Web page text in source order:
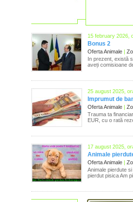
15 february 2026,
Bonus 2
Oferta Animale |
In prezent, există
aveți comisioane
25 august 2025,
Imprumut de
Oferta Animale |
Trauma ta
EUR, cu o rată
17 august 2025,
Animale
Oferta Animale |
Animale pierdute
pierdut pisica Am